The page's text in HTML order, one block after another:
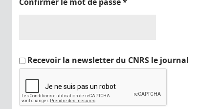
Recevoir la newsletter du CNRS le journal